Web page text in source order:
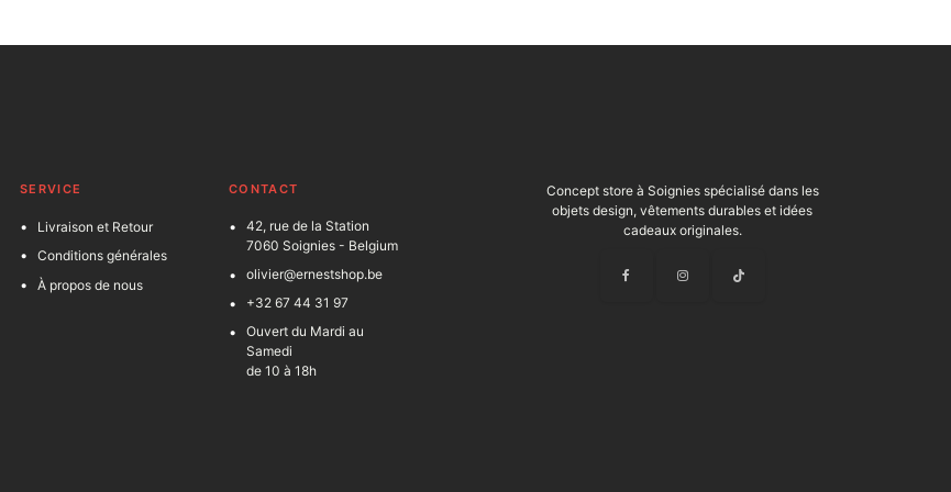
SERVICE
Livraison et Retour
Conditions générales
À propos de nous
CONTACT
42, rue de la Station
7060 Soignies - Belgium
olivier@ernestshop.be
+32 67 44 31 97
Ouvert du Mardi au
Samedi
de 10 à 18h
Concept store à Soignies spécialisé dans les
objets design, vêtements durables et idées
cadeaux originales.